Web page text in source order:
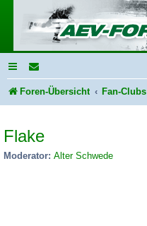
Foren-Übersicht Fan-Clubs
Flake
Moderator: Alter Schwede